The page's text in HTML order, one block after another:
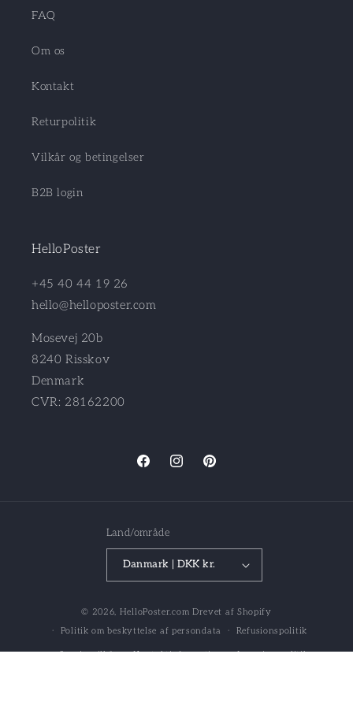
FAQ
Om os
Kontakt
Returpolitik
Vilkår og betingelser
B2B login
HelloPoster
+45 40 44 19 26
hello@helloposter.com
Mosevej 20b
8240 Risskov
Denmark
CVR: 28162200
FacebookInstagramPinterest
Land/område
Danmark | DKK kr.
© 2026, HelloPoster.com Drevet af Shopify
Politik om beskyttelse af persondata
Refusionspolitik
Servicevilkår Kontaktinformation Leveringspolitik